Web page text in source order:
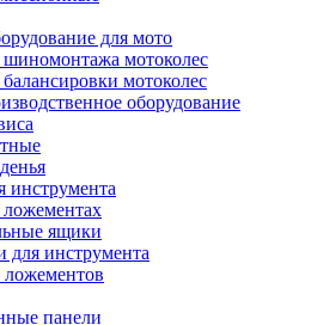
для мото
мотоколес
мотоколес
оборудование
инструмента
ящики
для инструмента
панели